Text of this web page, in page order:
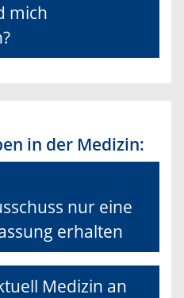
mich
in der Medizin:
nur eine
erhalten
Medizin an